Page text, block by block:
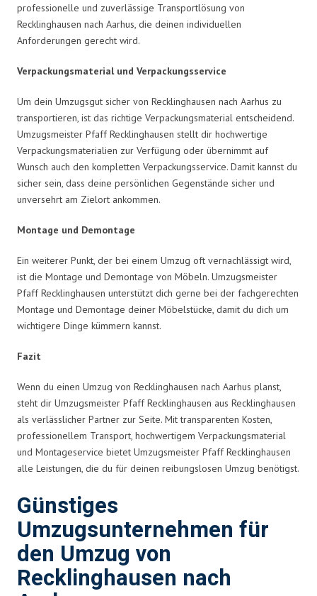
professionelle und zuverlässige Transportlösung von
Recklinghausen nach Aarhus, die deinen individuellen
Anforderungen gerecht wird.
Verpackungsmaterial und Verpackungsservice
Um dein Umzugsgut sicher von Recklinghausen nach Aarhus zu
transportieren, ist das richtige Verpackungsmaterial entscheidend.
Umzugsmeister Pfaff Recklinghausen stellt dir hochwertige
Verpackungsmaterialien zur Verfügung oder übernimmt auf
Wunsch auch den kompletten Verpackungsservice. Damit kannst du
sicher sein, dass deine persönlichen Gegenstände sicher und
unversehrt am Zielort ankommen.
Montage und Demontage
Ein weiterer Punkt, der bei einem Umzug oft vernachlässigt wird,
ist die Montage und Demontage von Möbeln. Umzugsmeister
Pfaff Recklinghausen unterstützt dich gerne bei der fachgerechten
Montage und Demontage deiner Möbelstücke, damit du dich um
wichtigere Dinge kümmern kannst.
Fazit
Wenn du einen Umzug von Recklinghausen nach Aarhus planst,
steht dir Umzugsmeister Pfaff Recklinghausen aus Recklinghausen
als verlässlicher Partner zur Seite. Mit transparenten Kosten,
professionellem Transport, hochwertigem Verpackungsmaterial
und Montageservice bietet Umzugsmeister Pfaff Recklinghausen
alle Leistungen, die du für deinen reibungslosen Umzug benötigst.
Günstiges
Umzugsunternehmen für
den Umzug von
Recklinghausen nach